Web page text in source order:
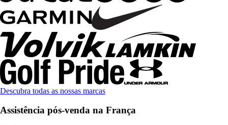
Descubra todas as nossas marcas
Assistência pós-venda na França